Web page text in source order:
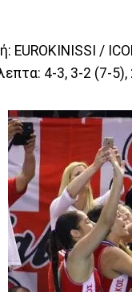
EUROKINISSI /
4-3, 3-2 (7-